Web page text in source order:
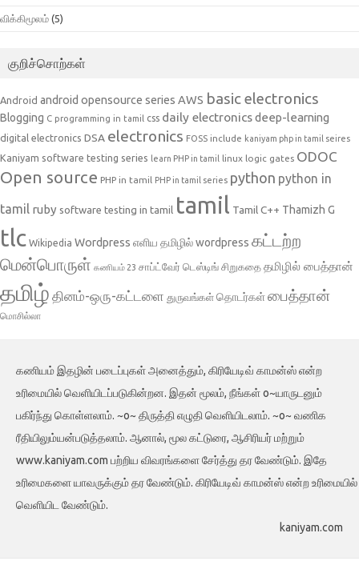
விக்கிமூலம் (5)
குறிச்சொற்கள்
Android android opensource series AWS basic electronics
Blogging C programming in tamil css daily electronicsdeep-learning
digital electronics DSA electronics FOSS include kaniyam php in tamil seires
Kaniyam software testing series learn PHP in tamil linux logic gates ODOC
Open source PHP in tamil PHP in tamil series python python in
tamil ruby software testing in tamil tamil Tamil C++ Thamizh G
tlc Wikipedia Wordpress எளிய தமிழில் wordpress கட்டற்ற
மென்பொருள் கணியம் 23 சாப்ட்வேர் டெஸ்டிங் சிறுகதை தமிழில் பைத்தான்
தமிழ் தினம்-ஒரு-கட்டளை துருவங்கள் தொடர்கள்பைத்தான்
மொசில்லா
கணியம் இதழின் படைப்புகள் அனைத்தும், கிரியேடிவ் காமன்ஸ் என்ற
உரிமையில் வெளியிடப்படுகின்றன. இதன் மூலம், நீங்கள் o~யாருடனும்
பகிர்ந்து கொள்ளலாம். ~o~ திருத்தி எழுதி வெளியிடலாம். ~o~ வணிக
ரீதியிலும்யன்படுத்தலாம். ஆனால், மூல கட்டுரை, ஆசிரியர் மற்றும்
www.kaniyam.com பற்றிய விவரங்களை சேர்த்து தர வேண்டும். இதே
உரிமைகளை யாவருக்கும் தர வேண்டும். கிரியேடிவ் காமன்ஸ் என்ற உரிமையில்
வெளியிட வேண்டும்.
kaniyam.com